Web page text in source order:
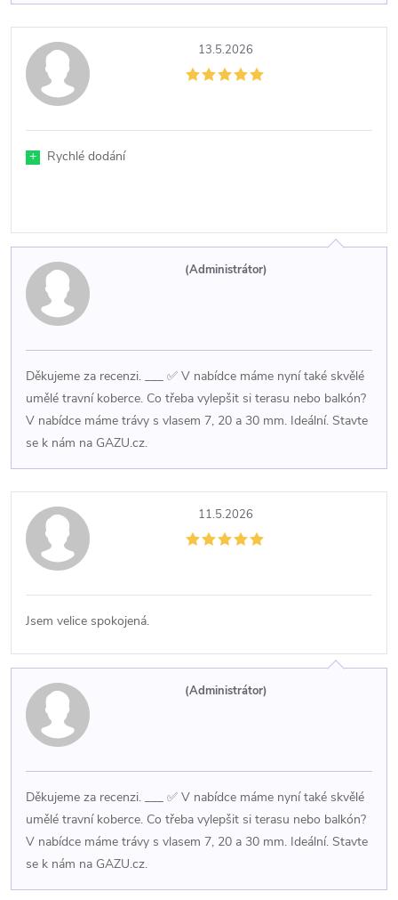
13.5.2026
+ Rychlé dodání
(Administrátor)
Děkujeme za recenzi. ___ ✅ V nabídce máme nyní také skvělé
umělé travní koberce. Co třeba vylepšit si terasu nebo balkón?
V nabídce máme trávy s vlasem 7, 20 a 30 mm. Ideální. Stavte
se k nám na GAZU.cz.
11.5.2026
Jsem velice spokojená.
(Administrátor)
Děkujeme za recenzi. ___ ✅ V nabídce máme nyní také skvělé
umělé travní koberce. Co třeba vylepšit si terasu nebo balkón?
V nabídce máme trávy s vlasem 7, 20 a 30 mm. Ideální. Stavte
se k nám na GAZU.cz.